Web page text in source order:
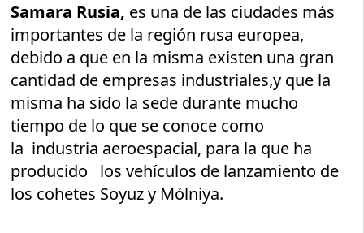
Samara Rusia, es una de las ciudades más
importantes de la región rusa europea,
debido a que en la misma existen una gran
cantidad de empresas industriales,y que la
misma ha sido la sede durante mucho
tiempo de lo que se conoce como
la industria aeroespacial, para la que ha
producido los vehículos de lanzamiento de
los cohetes Soyuz y Mólniya.